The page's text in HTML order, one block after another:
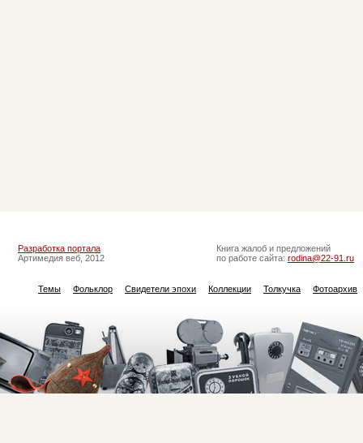
Разработка портала
Артимедия веб, 2012
Книга жалоб и предложений
по работе сайта: rodina@22-91.ru
Темы Фольклор Свидетели эпохи Коллекции Толкучка Фотоархив